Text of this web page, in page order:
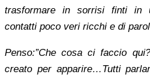
trasformare in sorrisi finti in
contatti poco veri ricchi e di
Penso:”Che cosa ci faccio
creato per apparire…Tutti